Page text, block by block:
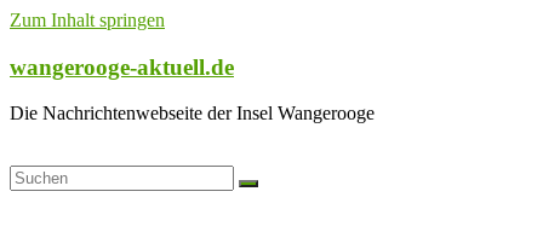
Zum Inhalt springen
wangerooge-aktuell.de
Die Nachrichtenwebseite der Insel Wangerooge